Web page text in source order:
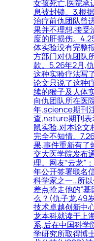
女孩死亡,医院承
息被封锁。3.根
治疗前仇团队曾
果并不理想,接受
度的肝损伤。
体实验没有完整
方部门对仇团队
款。5.26年2月,
这种实验疗法写
论文只说了这种
续的猴子及人体
向仇团队所在医
年,science期刊
查,nature期刊表
鼠实验,对本论文
完全不知情。
果,事件重新有了
交大医学院发布
理。网友“云龙”
年公开签署联名
科学家之一…所
差点抢走他的“
么？(仇子龙,49
技术卓越创新中
龙本科就读于上
系,后在中国科学
学研究所取得博